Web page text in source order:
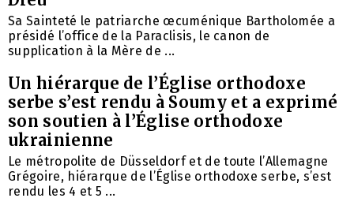
Sa Sainteté le patriarche œcuménique Bartholomée a
présidé l’office de la Paraclisis, le canon de
supplication à la Mère de ...
Un hiérarque de l’Église orthodoxe
serbe s’est rendu à Soumy et a exprimé
son soutien à l’Église orthodoxe
ukrainienne
Le métropolite de Düsseldorf et de toute l’Allemagne
Grégoire, hiérarque de l’Église orthodoxe serbe, s’est
rendu les 4 et 5 ...